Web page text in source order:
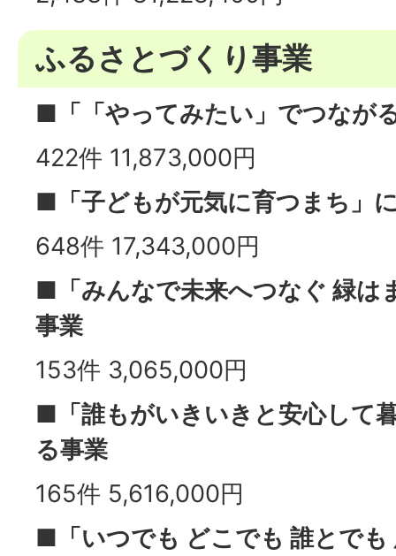
ふるさとづくり事業
■「「やってみたい」でつなが
422件 11,873,000円
■「子どもが元気に育つまち」
648件 17,343,000円
■「みんなで未来へつなぐ 緑は
事業
153件 3,065,000円
■「誰もがいきいきと安心して
る事業
165件 5,616,000円
■「いつでも どこでも 誰とでも